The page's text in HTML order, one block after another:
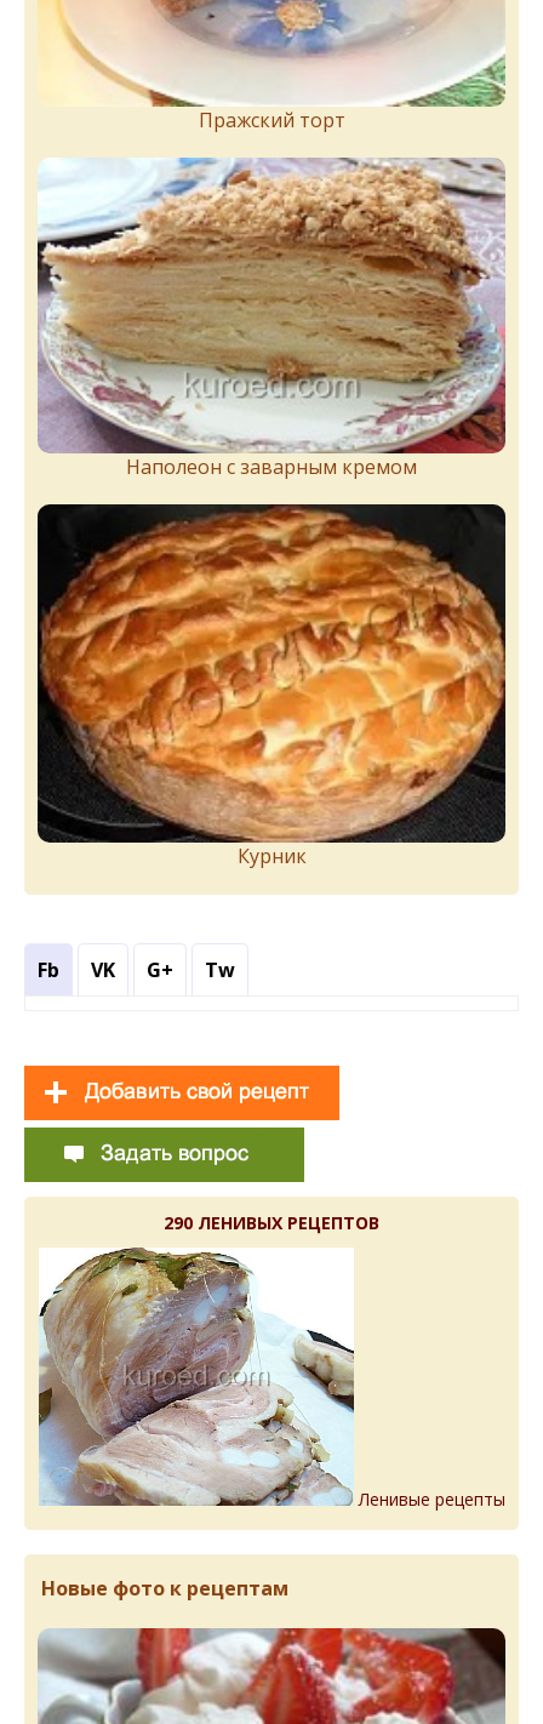
Пражский торт
Наполеон с заварным кремом
Курник
Fb VK G+ Tw
290 ЛЕНИВЫХ РЕЦЕПТОВ
Ленивые рецепты
Новые фото к рецептам